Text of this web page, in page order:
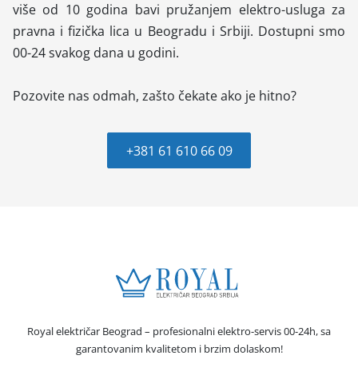
više od 10 godina bavi pružanjem elektro-usluga za
pravna i fizička lica u Beogradu i Srbiji. Dostupni smo
00-24 svakog dana u godini.
Pozovite nas odmah, zašto čekate ako je hitno?
+381 61 610 66 09
Royal električar Beograd – profesionalni elektro-servis 00-24h, sa
garantovanim kvalitetom i brzim dolaskom!